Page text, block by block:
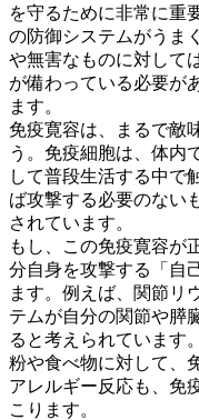
を守るために非常に重
の防御システムがうま
や無害なものに対して
が備わっている必要が
ます。
免疫寛容は、まるで敵
う。免疫細胞は、体内
して普段生活する中で
ば攻撃する必要のない
されています。
もし、この免疫寛容が
分自身を攻撃する「自
ます。例えば、関節リ
テムが自分の関節や膵
ると考えられています
粉や食べ物に対して、
アレルギー反応も、免
こります。